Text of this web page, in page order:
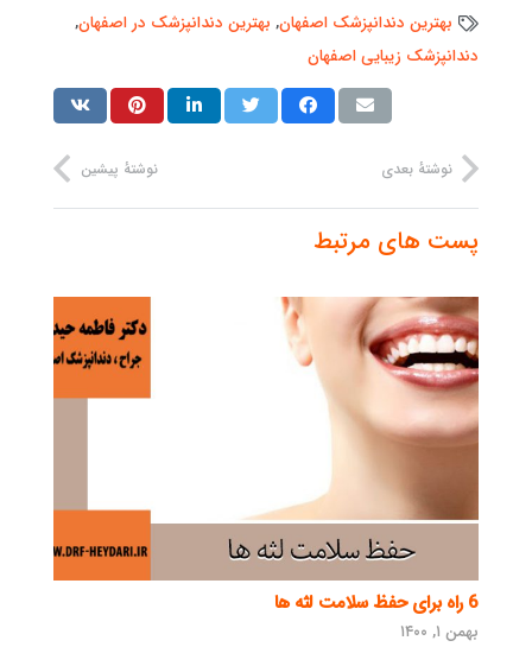
بهترین دندانپزشک اصفهان, بهترین دندانپزشک در اصفهان,
دندانپزشک زیبایی اصفهان
نوشتهٔ پیشین نوشتهٔ بعدی
پست های مرتبط
6 راه برای حفظ سلامت لثه ها
بهمن ۱, ۱۴۰۰